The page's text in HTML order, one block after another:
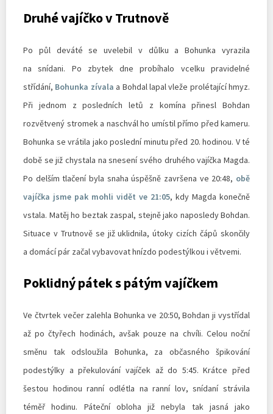
Druhé vajíčko v Trutnově
Po půl deváté se uvelebil v důlku a Bohunka vyrazila
na snídani. Po zbytek dne probíhalo vcelku pravidelné
střídání, Bohunka zívala a Bohdal lapal vleže prolétající hmyz.
Při jednom z posledních letů z komína přinesl Bohdan
rozvětvený stromek a naschvál ho umístil přímo před kameru.
Bohunka se vrátila jako poslední minutu před 20. hodinou. V té
době se již chystala na snesení svého druhého vajíčka Magda.
Po delším tlačení byla snaha úspěšně završena ve 20:48, obě
vajíčka jsme pak mohli vidět ve 21:05, kdy Magda konečně
vstala. Matěj ho beztak zaspal, stejně jako naposledy Bohdan.
Situace v Trutnově se již uklidnila, útoky cizích čápů skončily
a domácí pár začal vybavovat hnízdo podestýlkou i větvemi.
Poklidný pátek s pátým vajíčkem
​​Ve čtvrtek večer zalehla Bohunka ve 20:50, Bohdan ji vystřídal
až po čtyřech hodinách, avšak pouze na chvíli. Celou noční
směnu tak odsloužila Bohunka, za občasného špikování
podestýlky a překulování vajíček až do 5:45. Krátce před
šestou hodinou ranní odlétla na ranní lov, snídaní strávila
téměř hodinu. Páteční obloha již nebyla tak jasná jako